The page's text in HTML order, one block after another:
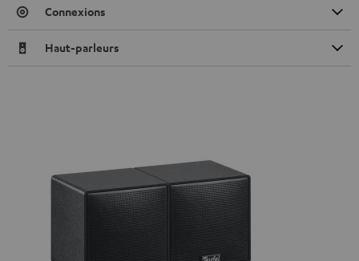
Connexions
Haut-parleurs